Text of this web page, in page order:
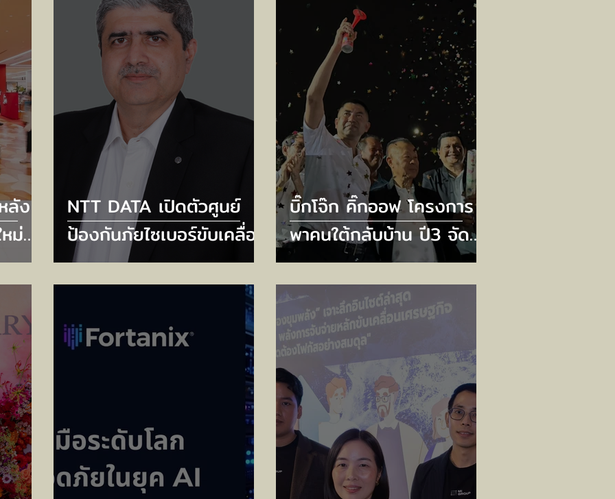
ลัง
ม่
ที่
NTT DATA เปิดตัวศูนย์
ป้องกันภัยไซเบอร์ขับเคลื่อน
ด้วย AI ใหม่ 6 แห่ง ยก
ระดับความปลอดภัยไซเบอร์
รับมือภัยคุกคามยุค AI
บิ๊กโจ๊ก คิ๊กออฟ โครงการ
พาคนใต้กลับบ้าน ปี3 จัด
เที่ยวบินและบัสวีไอพี
รองรับเกือบ 700 ชีวิต
เปิดลงทะเบียน 20
พฤศจิกายนนี้